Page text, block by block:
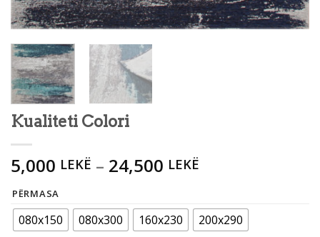
Kualiteti Colori
5,000 LEKË – 24,500 LEKË
PËRMASA
080x150 080x300 160x230 200x290